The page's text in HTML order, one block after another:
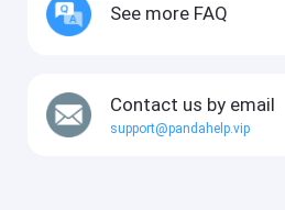
See more FAQ
Contact us by email
support@pandahelp.vip